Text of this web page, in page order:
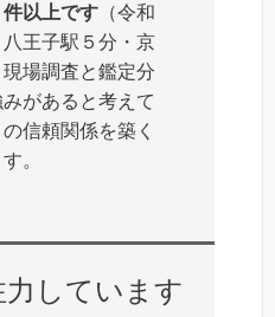
以上です （令和
王子駅５分・京
場調査と鑑定分
があると考えて
信頼関係を築く
。
しています